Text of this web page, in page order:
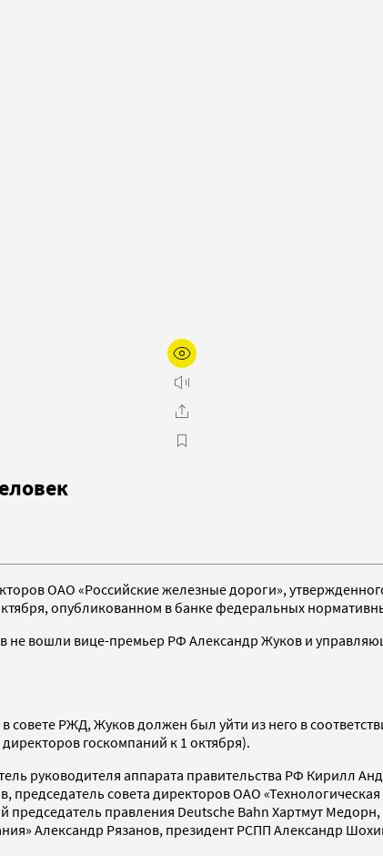
ОАО «Российские железные дороги»,
опубликованном в банке федеральных
не вошли вице-премьер РФ Александр Жуков и
в совете РЖД, Жуков должен был уйти из него в
госкомпаний к 1 октября).
руководителя аппарата правительства РФ Кирилл
совета директоров ОАО
правления Deutsche Bahn Хартмут
Александр Рязанов, президент РСПП Александр